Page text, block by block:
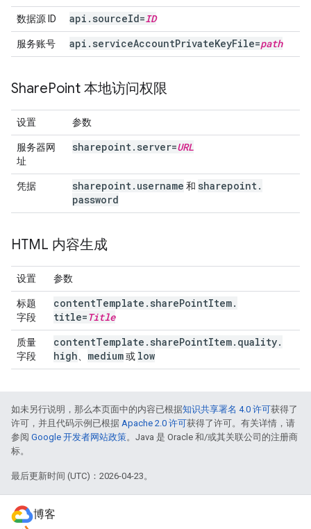
数据源 ID api . sourceId=ID
服务账号 api . serviceAccountPrivateKeyFile=path
SharePoint 本地访问权限
设置 参数
服务器网
址
sharepoint. server=URL
凭据 sharepoint. username 和 sharepoint.
password
HTML 内容生成
设置 参数
标题
字段
contentTemplate . sharePointItem.
title=Title
质量
字段
contentTemplate . sharePointItem. quality.
high
medium或 low
如未另行说明，那么本页面中的内容已根据知识共享署名 4.0 许可获得了
许可，并且代码示例已根据 Apache 2.0 许可获得了许可。有关详情，请
参阅 Google 开发者网站政策。Java 是 Oracle 和/或其关联公司的注册商
标。
最后更新时间 (UTC)：2026-04-23。
博客